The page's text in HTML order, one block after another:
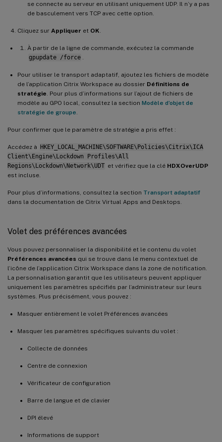
se connecte au serveur en utilisant uniquement UDP. Il n’y a pas
de basculement vers TCP avec cette option.
Cliquez sur Appliquer et OK.
À partir de la ligne de commande, exécutez la commande
gpupdate /force .
Pour utiliser le transport adaptatif, ajoutez les fichiers de modèle
de l’application Citrix Workspace au dossier Définitions de
stratégie. Pour plus d’informations sur l’ajout de fichiers de
modèle au GPO local, consultez la section Modèle d’objet de
stratégie de groupe.
Pour confirmer que le paramètre de stratégie a pris effet :
Accédez à
HKEY_LOCAL_MACHINE\SOFTWARE\Policies\Citrix\ICA
Client\Engine\Lockdown Profiles\All
Regions\Lockdown\Network\UDT et vérifiez que la clé HDXOverUDP
est incluse.
Pour plus d’informations, consultez la section Transport adaptatif
dans la documentation de Citrix Virtual Apps and Desktops.
Volet des préférences avancées
Vous pouvez personnaliser la disponibilité et le contenu du volet
Préférences avancées qui se trouve dans le menu contextuel de
l’icône de l’application Citrix Workspace dans la zone de notification.
La personnalisation garantit que les utilisateurs peuvent appliquer
uniquement les paramètres spécifiés par l’administrateur sur leurs
systèmes. Plus précisément, vous pouvez :
Masquer entièrement le volet Préférences avancées
Masquer les paramètres spécifiques suivants du volet :
Collecte de données
Centre de connexion
Vérificateur de configuration
Barre de langue et de clavier
DPI élevé
Informations de support